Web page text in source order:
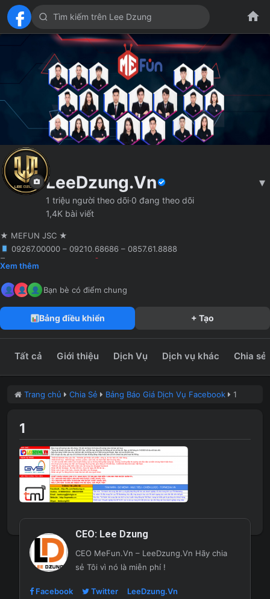
LeeDzung.Vn ▾
1 triệu người theo dõi·0 đang theo dõi
1,4K bài viết
★ MEFUN JSC ★
09267.00000 – 09210.68686 – 0857.61.8888
🖥 Agency truyền thông
leedzung.vn
Xem thêm
Bạn bè có điểm chung
Bảng điều khiển + Tạo
Tất cả Giới thiệu Dịch Vụ Dịch vụ khác Chia sẻ
Trang chủ Chia Sẻ Bảng Báo Giá Dịch Vụ Facebook 1
1
CEO: Lee Dzung
CEO MeFun.Vn – LeeDzung.Vn Hãy chia
sẻ Tôi vì nó là miễn phí !
Facebook Twitter LeeDzung.Vn